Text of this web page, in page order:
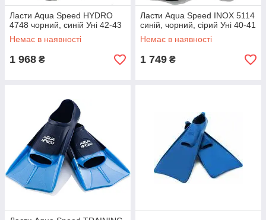
Ласти Aqua Speed HYDRO
4748 чорний, синій Уні 42-43
Немає в наявності
1 968 ₴
Ласти Aqua Speed ​​INOX 5114
синій, чорний, сірий Уні 40-41
Немає в наявності
1 749 ₴